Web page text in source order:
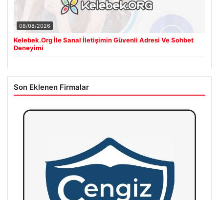
08/08/2026
Kelebek.Org İle Sanal İletişimin Güvenli Adresi Ve Sohbet
Deneyimi
Son Eklenen Firmalar